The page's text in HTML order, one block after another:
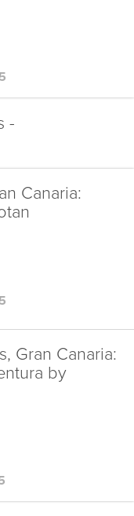
-
Canaria:
Gran Canaria:
by